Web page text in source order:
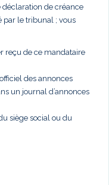
déclaration de créance
par le tribunal ; vous
reçu de ce mandataire
des annonces
un journal d’annonces
siège social ou du